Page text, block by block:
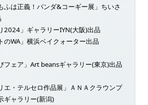
ふは正義！パンダ&コーギー展」ちいさ
2024」ギャラリーIYN(大阪)出品
のWA」横浜ベイクォーター出品
フェア」Art beansギャラリー(東京)出品
エ・テルセロ作品展」ＡＮＡクラウンプ
ギャラリー(新潟)